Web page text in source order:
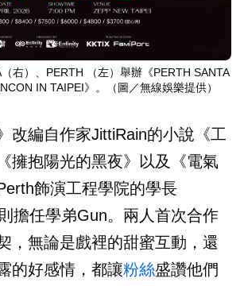
右）、PERTH （左）舉辦《PERTH SANTA
IN TAIPEI》。（圖／無線娛樂提供）
改編自作家JittiRain的小說《工
擁抱陽光的黑夜》以及《電氣
飾演工程學院的學長
擔任學弟Gun。兩人首次合作
，無論是戲裡的甜蜜互動，還
的好感情，都讓粉絲盛讚他們